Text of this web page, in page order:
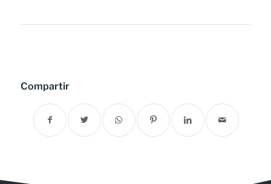
Compartir